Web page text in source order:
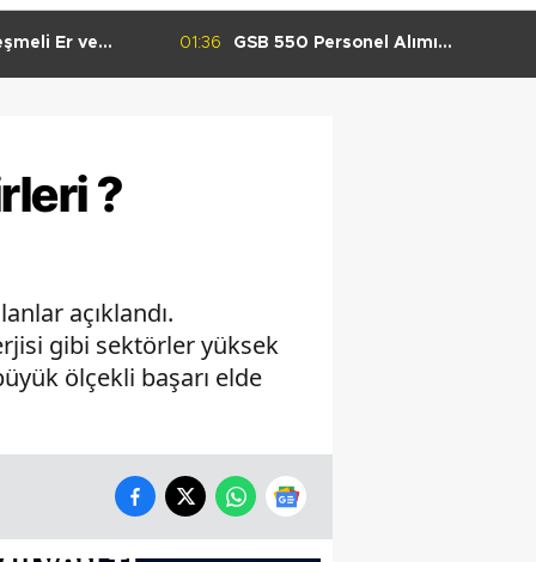
Alımı
01:29
GSB 600 Personel Alımı Taban
?
açıklandı.
gibi sektörler yüksek
ölçekli başarı elde